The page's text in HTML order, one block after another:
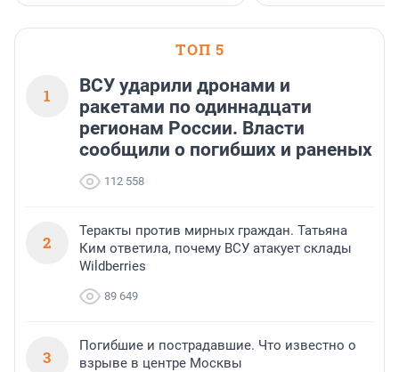
ТОП 5
1
ВСУ ударили дронами и
ракетами по одиннадцати
регионам России. Власти
сообщили о погибших и раненых
112 558
2
Теракты против мирных граждан. Татьяна
Ким ответила, почему ВСУ атакует склады
Wildberries
89 649
3
Погибшие и пострадавшие. Что известно о
взрыве в центре Москвы